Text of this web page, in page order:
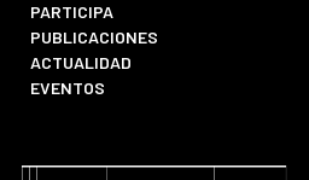
PARTICIPA
PUBLICACIONES
ACTUALIDAD
EVENTOS